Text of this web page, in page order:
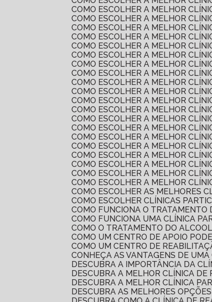
COMO ESCOLHER A MELHOR
COMO ESCOLHER A MELHOR
COMO ESCOLHER A MELHOR
COMO ESCOLHER A MELHOR
COMO ESCOLHER A MELHOR
COMO ESCOLHER A MELHOR
COMO ESCOLHER A MELHOR
COMO ESCOLHER A MELHOR
COMO ESCOLHER A MELHOR
COMO ESCOLHER A MELHOR
COMO ESCOLHER A MELHOR
COMO ESCOLHER A MELHOR
COMO ESCOLHER A MELHOR
COMO ESCOLHER A MELHOR
COMO ESCOLHER A MELHOR
COMO ESCOLHER A MELHOR
COMO ESCOLHER A MELHOR
COMO ESCOLHER A MELHOR
COMO ESCOLHER A MELHOR
COMO ESCOLHER A MELHOR
COMO ESCOLHER AS MELHORES
COMO ESCOLHER CLÍNICAS
COMO FUNCIONA O
COMO FUNCIONA UMA CLÍNICA
COMO O TRATAMENTO DO
COMO UM CENTRO DE APOIO
COMO UM CENTRO DE
CONHEÇA AS VANTAGENS DE
DESCUBRA A IMPORTÂNCIA DA
DESCUBRA A MELHOR CLÍNICA
DESCUBRA A MELHOR CLÍNICA
DESCUBRA AS MELHORES